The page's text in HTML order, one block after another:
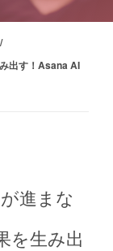
出す！Asana AI
進まな
を生み出